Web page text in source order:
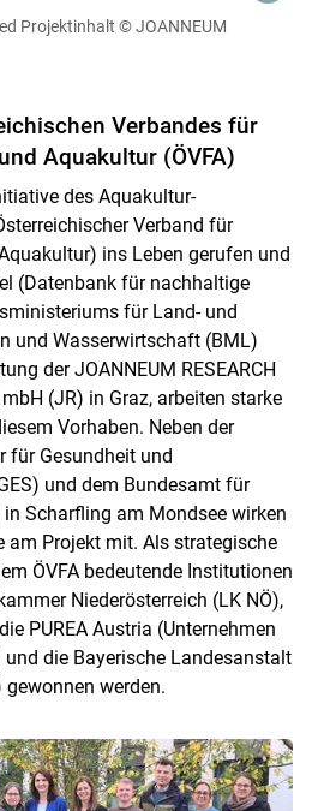
Projektinhalt © JOANNEUM
Verbandes für
Aquakultur (ÖVFA)
des Aquakultur-
Verband für
ins Leben gerufen und
(Datenbank für nachhaltige
für Land- und
und Wasserwirtschaft (BML)
der JOANNEUM RESEARCH
(JR) in Graz, arbeiten starke
Vorhaben. Neben der
für Gesundheit und
und dem Bundesamt für
Scharfling am Mondsee wirken
am Projekt mit. Als strategische
ÖVFA bedeutende Institutionen
Niederösterreich (LK NÖ),
PUREA Austria (Unternehmen
und die Bayerische Landesanstalt
werden.